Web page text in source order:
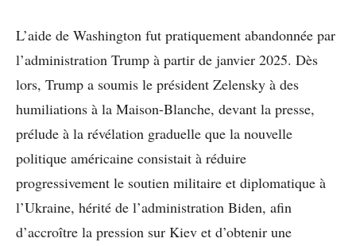
L’aide de Washington fut pratiquement abandonnée par
l’administration Trump à partir de janvier 2025. Dès
lors, Trump a soumis le président Zelensky à des
humiliations à la Maison-Blanche, devant la presse,
prélude à la révélation graduelle que la nouvelle
politique américaine consistait à réduire
progressivement le soutien militaire et diplomatique à
l’Ukraine, hérité de l’administration Biden, afin
d’accroître la pression sur Kiev et d’obtenir une